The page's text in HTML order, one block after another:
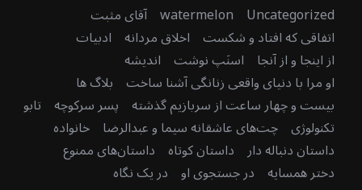
Uncategorized
watermelon آقای مثبت
اتفاقی که افتاد و شکست اخلاق مردانه ادبیات
از اینجا و از آنجا اسنَپ نوشت اندیشه
او مرا با دنیای واقعی زنانگی آشنا ساخت بلاگ ها
بیست و چهار ساعت از سربازیم گذشته پسر سرکوچه تابو
تکنولوژی چت‌های عاشقانه سیما و عبدالرضا خانواده
داستان دنباله دار داستان کوتاه داستان‌های ممنوع
دختر همسایه در جستجوی او در یک نگاه